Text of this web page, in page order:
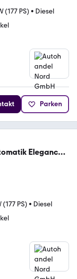
(177 PS) • Diesel
Parken
Elegance
177Ps
(177 PS) • Diesel